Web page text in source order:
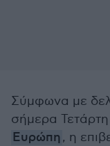
Σύμφωνα με
σήμερα
Ευρώπη, η